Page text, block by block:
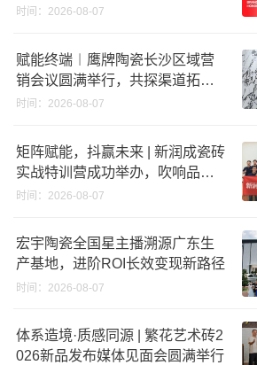
时间：2026-08-07
赋能终端︱鹰牌陶瓷长沙区域营
销会议圆满举行，共探渠道拓展
与门店升级新路径
时间：2026-08-07
矩阵赋能，抖赢未来 | 新润成瓷砖
实战特训营成功举办，吹响品牌
秋季营销冲锋号！
时间：2026-08-07
宏宇陶瓷全国星主播溯源广东生
产基地，进阶ROI长效变现新路径
时间：2026-08-07
体系造境·质感同源 | 繁花艺术砖2
026新品发布媒体见面会圆满举行